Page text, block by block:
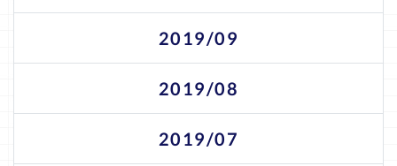
2019/09
2019/08
2019/07